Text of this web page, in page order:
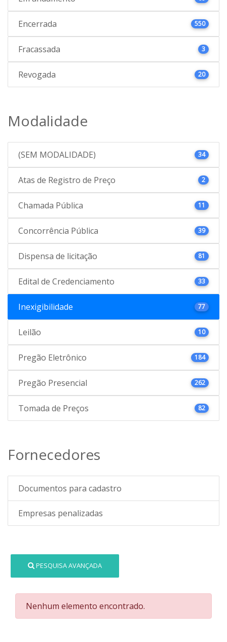
Encerrada 550
Fracassada 3
Revogada 20
Modalidade
(SEM MODALIDADE) 34
Atas de Registro de Preço 2
Chamada Pública 11
Concorrência Pública 39
Dispensa de licitação 81
Edital de Credenciamento 33
Inexigibilidade 77
Leilão 10
Pregão Eletrônico 184
Pregão Presencial 262
Tomada de Preços 82
Fornecedores
Documentos para cadastro
Empresas penalizadas
PESQUISA AVANÇADA
Nenhum elemento encontrado.